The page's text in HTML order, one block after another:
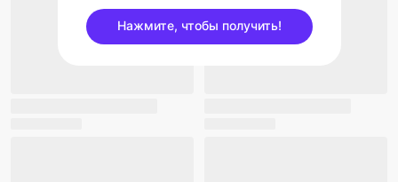
Нажмите, чтобы получить!